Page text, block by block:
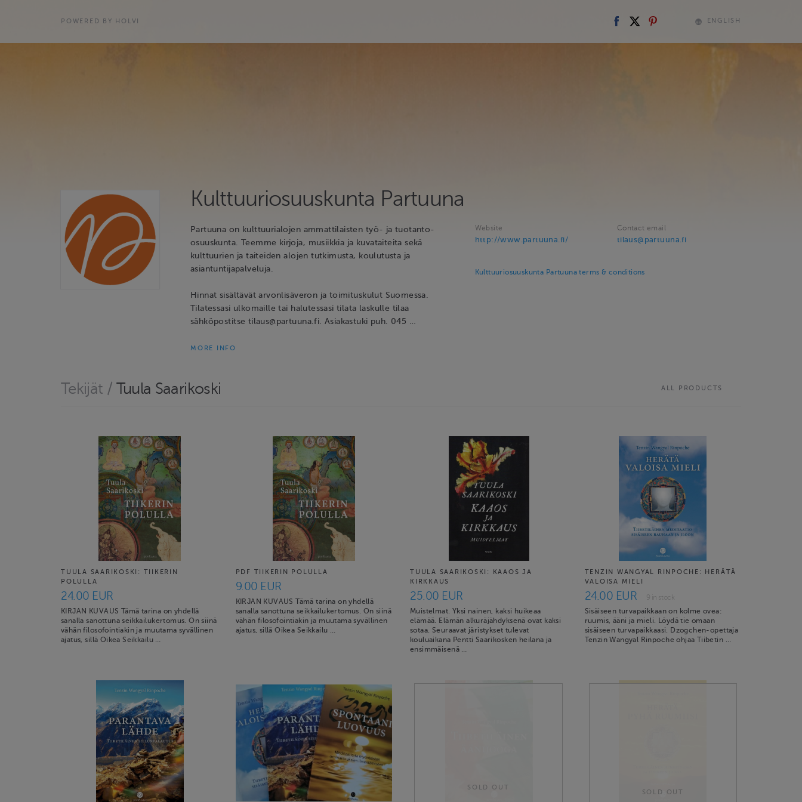
POWERED BY HOLVI ENGLISH
Kulttuuriosuuskunta Partuuna
Partuuna on kulttuurialojen ammattilaisten työ- ja tuotanto-
osuuskunta. Teemme kirjoja, musiikkia ja kuvataiteita sekä
kulttuurien ja taiteiden alojen tutkimusta, koulutusta ja
asiantuntijapalveluja.
Hinnat sisältävät arvonlisäveron ja toimituskulut Suomessa.
Tilatessasi ulkomaille tai halutessasi tilata laskulle tilaa
sähköpostitse tilaus@partuuna.fi. Asiakastuki puh. 045 …
MORE INFO
Website
http://www.partuuna.fi/
Contact email
tilaus@partuuna.fi
Kulttuuriosuuskunta Partuuna terms & conditions
Tekijät / Tuula Saarikoski ALL PRODUCTS
TUULA SAARIKOSKI: TIIKERIN
POLULLA
24.00 EUR
KIRJAN KUVAUS Tämä tarina on yhdellä
sanalla sanottuna seikkailukertomus. On siinä
vähän filosofointiakin ja muutama syvällinen
ajatus, sillä Oikea Seikkailu …
PDF TIIKERIN POLULLA
9.00 EUR
KIRJAN KUVAUS Tämä tarina on yhdellä
sanalla sanottuna seikkailukertomus. On siinä
vähän filosofointiakin ja muutama syvällinen
ajatus, sillä Oikea Seikkailu …
TUULA SAARIKOSKI: KAAOS JA
KIRKKAUS
25.00 EUR
Muistelmat. Yksi nainen, kaksi huikeaa
elämää. Elämän alkuräjähdyksenä ovat kaksi
sotaa. Seuraavat järistykset tulevat
kouluaikana Pentti Saarikosken heilana ja
ensimmäisenä …
TENZIN WANGYAL RINPOCHE: HERÄTÄ
VALOISA MIELI
24.00 EUR 9 in stock
Sisäiseen turvapaikkaan on kolme ovea:
ruumis, ääni ja mieli. Löydä tie omaan
sisäiseen turvapaikkaasi. Dzogchen-opettaja
Tenzin Wangyal Rinpoche ohjaa Tiibetin …
SOLD OUT
SOLD OUT